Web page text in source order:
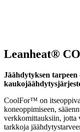
Leanheat®
Jäähdytyksen tarpeen
CoolFor™ on itseoppiva
koneoppimiseen,
verkkomittauksiin, jotta
tarkkoja